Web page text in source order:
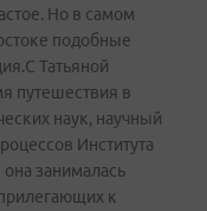
Но в самом
подобные
Татьяной
путешествия в
наук, научный
Института
занималась
к